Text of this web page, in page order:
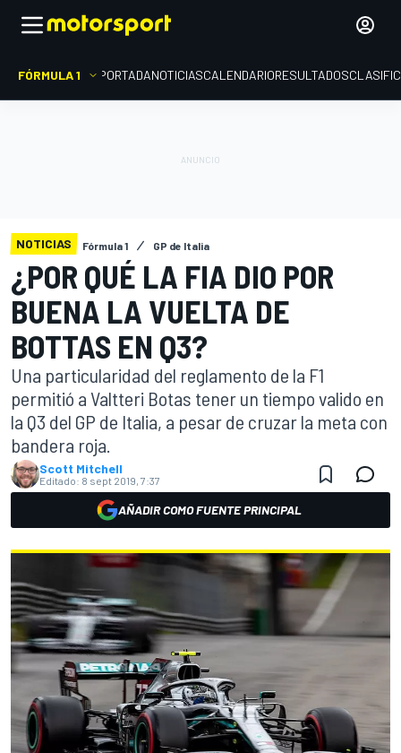
FÓRMULA 1 PORTADANOTICIASCALENDARIORESULTADOS
NOTICIAS Fórmula 1 GP de Italia
¿POR QUÉ LA FIA DIO POR
BUENA LA VUELTA DE
BOTTAS EN Q3?
Una particularidad del reglamento de la F1
permitió a Valtteri Botas tener un tiempo valido en
la Q3 del GP de Italia, a pesar de cruzar la meta con
bandera roja.
Scott Mitchell
Editado: 8 sept 2019, 7:37
AÑADIR COMO FUENTE PRINCIPAL